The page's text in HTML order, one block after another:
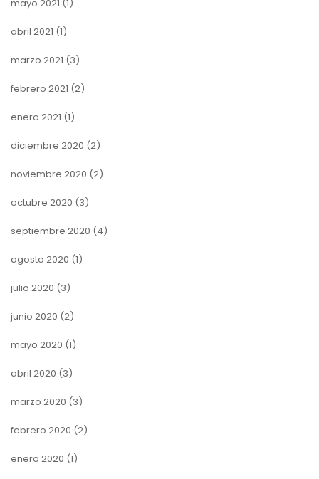
mayo 2021 (1)
abril 2021 (1)
marzo 2021 (3)
febrero 2021 (2)
enero 2021 (1)
diciembre 2020 (2)
noviembre 2020 (2)
octubre 2020 (3)
septiembre 2020 (4)
agosto 2020 (1)
julio 2020 (3)
junio 2020 (2)
mayo 2020 (1)
abril 2020 (3)
marzo 2020 (3)
febrero 2020 (2)
enero 2020 (1)